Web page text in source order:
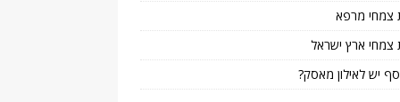
צמחי מרפא
צמחי ארץ ישראל
יש לאילון מאסק?